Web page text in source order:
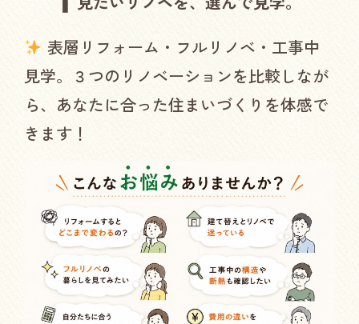
表層リフォーム・フルリノベ・工事中
見学。３つのリノベーションを比較しなが
ら、あなたに合った住まいづくりを体感で
きます！